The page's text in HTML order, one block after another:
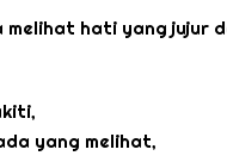
melihat hati yang
yang melihat,